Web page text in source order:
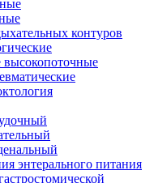
контуров
энтерального питания